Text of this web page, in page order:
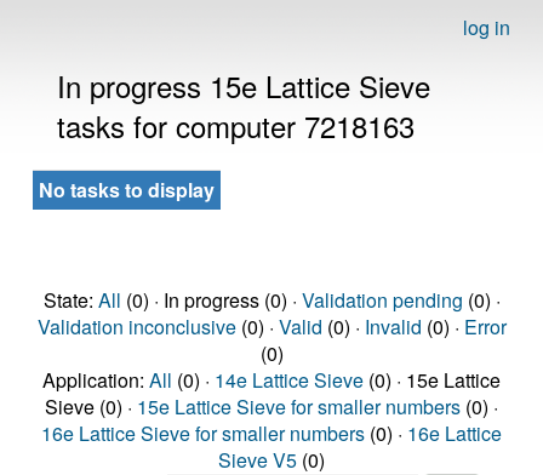
log in
In progress 15e Lattice Sieve
tasks for computer 7218163
No tasks to display
State: All (0) · In progress (0) · Validation pending (0) ·
Validation inconclusive(0) · Valid (0) · Invalid (0) · Error
(0)
Application: All (0) · 14e Lattice Sieve (0) · 15e Lattice
Sieve (0) · 15e Lattice Sieve for smaller numbers (0) ·
16e Lattice Sieve for smaller numbers (0) · 16e Lattice
Sieve V5 (0)